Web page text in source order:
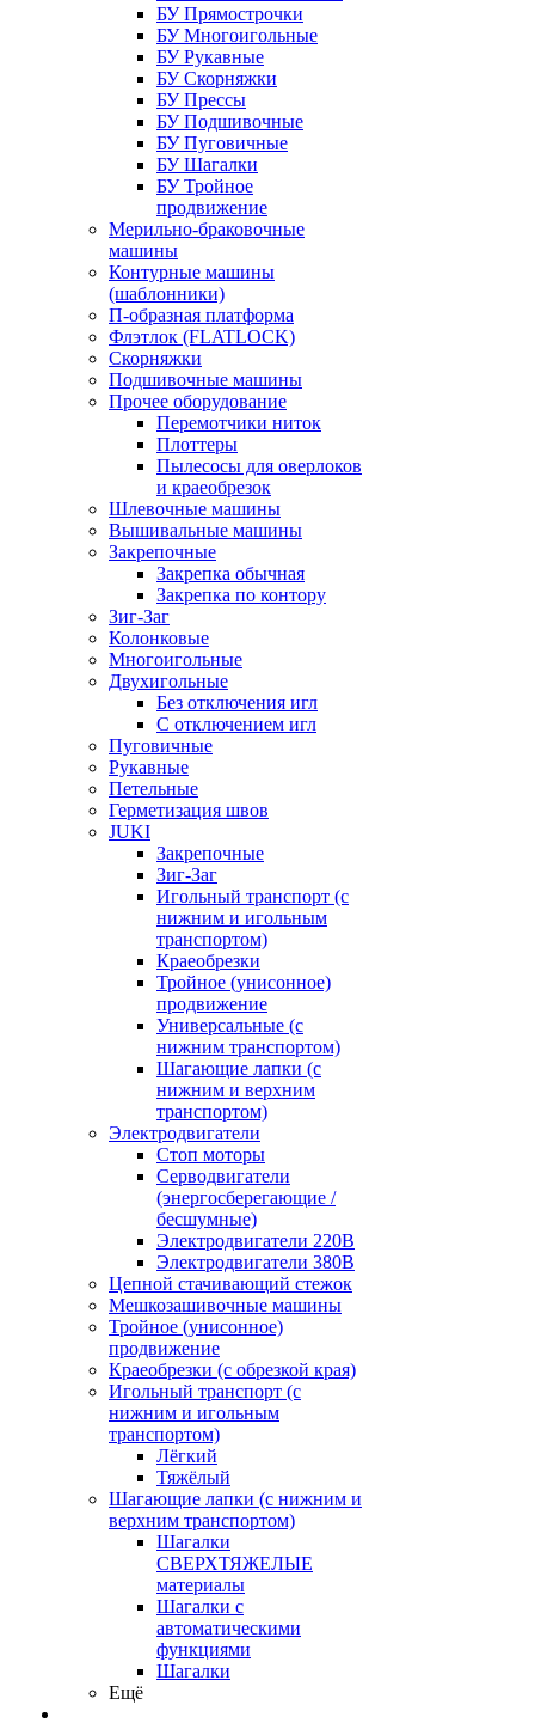
БУ Прямострочки
БУ Многоигольные
БУ Рукавные
БУ Скорняжки
БУ Прессы
БУ Подшивочные
БУ Пуговичные
БУ Шагалки
БУ Тройное
продвижение
Мерильно-браковочные
машины
Контурные машины
(шаблонники)
П-образная платформа
Флэтлок (FLATLOCK)
Скорняжки
Подшивочные машины
Прочее оборудование
Перемотчики ниток
Плоттеры
Пылесосы для оверлоков
и краеобрезок
Шлевочные машины
Вышивальные машины
Закрепочные
Закрепка обычная
Закрепка по контору
Зиг-Заг
Колонковые
Многоигольные
Двухигольные
Без отключения игл
С отключением игл
Пуговичные
Рукавные
Петельные
Герметизация швов
JUKI
Закрепочные
Зиг-Заг
Игольный транспорт (с
нижним и игольным
транспортом)
Краеобрезки
Тройное (унисонное)
продвижение
Универсальные (с
нижним транспортом)
Шагающие лапки (с
нижним и верхним
транспортом)
Электродвигатели
Стоп моторы
Серводвигатели
(энергосберегающие /
бесшумные)
Электродвигатели 220В
Электродвигатели 380В
Цепной стачивающий стежок
Мешкозашивочные машины
Тройное (унисонное)
продвижение
Краеобрезки (с обрезкой края)
Игольный транспорт (с
нижним и игольным
транспортом)
Лёгкий
Тяжёлый
Шагающие лапки (с нижним и
верхним транспортом)
Шагалки
СВЕРХТЯЖЕЛЫЕ
материалы
Шагалки с
автоматическими
функциями
Шагалки
Ещё